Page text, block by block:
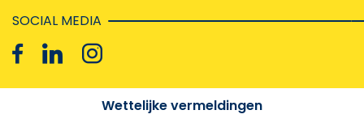
SOCIAL MEDIA
Wettelijke vermeldingen